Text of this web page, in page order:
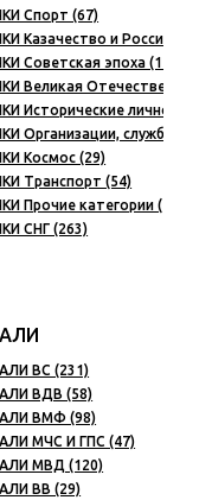
Спорт (67)
Казачество и Российская
Советская эпоха (150)
Великая Отечественная
Исторические личности
Организации, службы,
Космос (29)
Транспорт (54)
Прочие категории (119)
СНГ (263)
ВС (231)
ВДВ (58)
ВМФ (98)
МЧС И ГПС (47)
МВД (120)
ВВ (29)